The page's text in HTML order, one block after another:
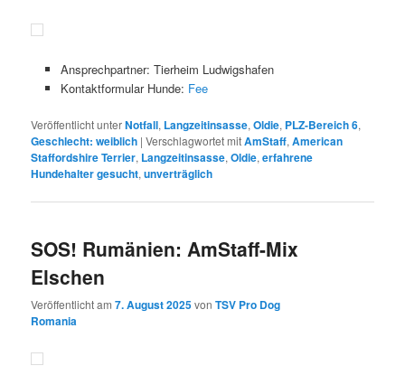
Ansprechpartner: Tierheim Ludwigshafen
Kontaktformular Hunde: Fee
Veröffentlicht unterNotfall, Langzeitinsasse,Oldie, PLZ-Bereich 6,
Geschlecht: weiblich |Verschlagwortet mitAmStaff,American
Staffordshire Terrier, Langzeitinsasse,Oldie,erfahrene
Hundehalter gesucht,unverträglich
SOS! Rumänien: AmStaff-Mix
Elschen
Veröffentlicht am7. August 2025vonTSV Pro Dog
Romania